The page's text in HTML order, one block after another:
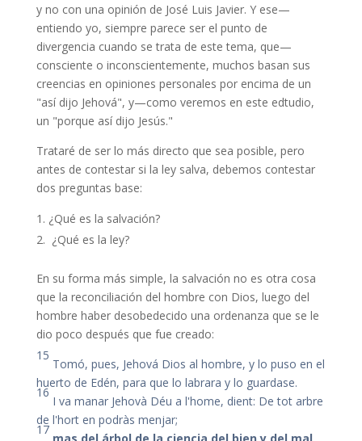
y no con una opinión de José Luis Javier. Y ese—
entiendo yo, siempre parece ser el punto de
divergencia cuando se trata de este tema, que—
consciente o inconscientemente, muchos basan sus
creencias en opiniones personales por encima de un
"así dijo Jehová", y—como veremos en este edtudio,
un "porque así dijo Jesús."
Trataré de ser lo más directo que sea posible, pero
antes de contestar si la ley salva, debemos contestar
dos preguntas base:
¿Qué es la salvación?
¿Qué es la ley?
En su forma más simple, la salvación no es otra cosa
que la reconciliación del hombre con Dios, luego del
hombre haber desobedecido una ordenanza que se le
dio poco después que fue creado:
15
Tomó, pues, Jehová Dios al hombre, y lo puso en el
huerto de Edén, para que lo labrara y lo guardase.
16
I va manar Jehovà Déu a l'home, dient: De tot arbre
de l'hort en podràs menjar;
17